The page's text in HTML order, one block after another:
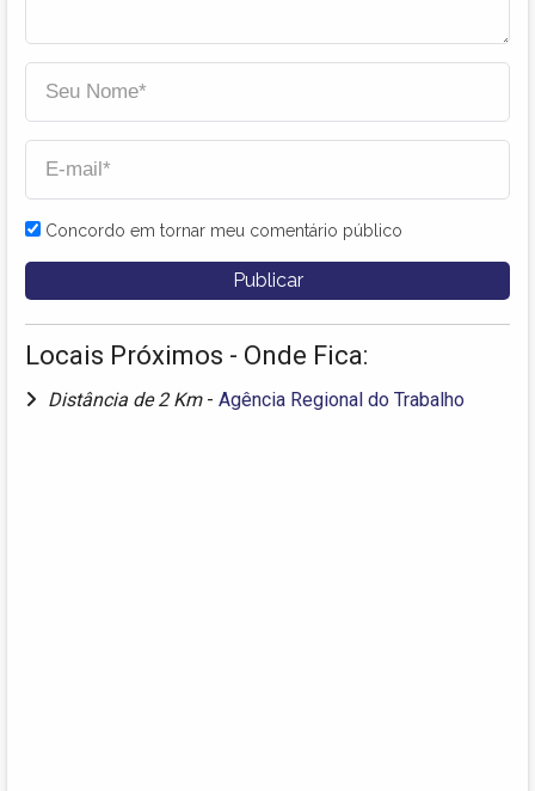
Concordo em tornar meu comentário público
Locais Próximos - Onde Fica:
Distância de 2 Km - Agência Regional do Trabalho